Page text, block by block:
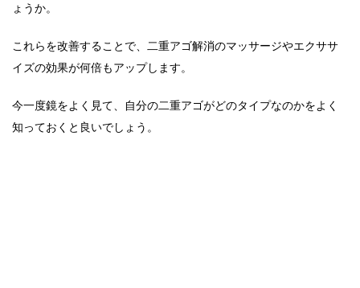
ょうか。
これらを改善することで、二重アゴ解消のマッサージやエクササ
イズの効果が何倍もアップします。
今一度鏡をよく見て、自分の二重アゴがどのタイプなのかをよく
知っておくと良いでしょう。